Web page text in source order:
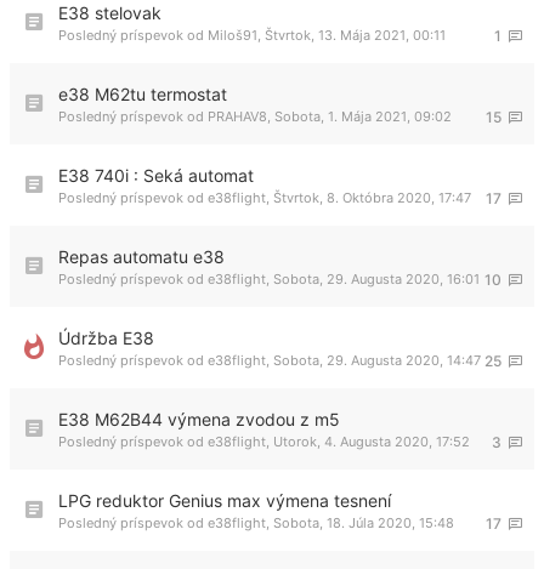
E38 stelovak
1
Posledný príspevok od Miloš91 Štvrtok, 13. Mája 2021, 00:11
e38 M62tu termostat
15
Posledný príspevok od PRAHAV8 Sobota, 1. Mája 2021, 09:02
E38 740i : Seká automat
17
Posledný príspevok od e38flight Štvrtok, 8. Októbra 2020, 17:47
Repas automatu e38
10
Posledný príspevok od e38flight Sobota, 29. Augusta 2020, 16:01
Údržba E38
25
Posledný príspevok od e38flight Sobota, 29. Augusta 2020, 14:47
E38 M62B44 výmena zvodou z m5
3
Posledný príspevok od e38flight Utorok, 4. Augusta 2020, 17:52
LPG reduktor Genius max výmena tesnení
17
Posledný príspevok od e38flight Sobota, 18. Júla 2020, 15:48